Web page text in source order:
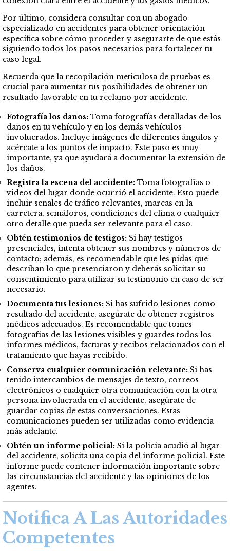
Por último, considera consultar con un abogado
especializado en accidentes para obtener orientación
específica sobre cómo proceder y asegurarte de que estás
siguiendo todos los pasos necesarios para fortalecer tu
caso legal.
Recuerda que la recopilación meticulosa de pruebas es
crucial para aumentar tus posibilidades de obtener un
resultado favorable en tu reclamo por accidente.
Fotografía los daños: Toma fotografías detalladas de los
daños en tu vehículo y en los demás vehículos
involucrados. Incluye imágenes de diferentes ángulos y
acércate a los puntos de impacto. Este paso es muy
importante, ya que ayudará a documentar la extensión de
los daños.
Registra la escena del accidente: Toma fotografías o
videos del lugar donde ocurrió el accidente. Esto puede
incluir señales de tráfico relevantes, marcas en la
carretera, semáforos, condiciones del clima o cualquier
otro detalle que pueda ser relevante para el caso.
Obtén testimonios de testigos: Si hay testigos
presenciales, intenta obtener sus nombres y números de
contacto; además, es recomendable que les pidas que
describan lo que presenciaron y deberás solicitar su
consentimiento para utilizar su testimonio en caso de ser
necesario.
Documenta tus lesiones: Si has sufrido lesiones como
resultado del accidente, asegúrate de obtener registros
médicos adecuados. Es recomendable que tomes
fotografías de las lesiones visibles y guardes todos los
informes médicos, facturas y recibos relacionados con el
tratamiento que hayas recibido.
Conserva cualquier comunicación relevante: Si has
tenido intercambios de mensajes de texto, correos
electrónicos o cualquier otra comunicación con la otra
persona involucrada en el accidente, asegúrate de
guardar copias de estas conversaciones. Estas
comunicaciones pueden ser utilizadas como evidencia
más adelante.
Obtén un informe policial: Si la policía acudió al lugar
del accidente, solicita una copia del informe policial. Este
informe puede contener información importante sobre
las circunstancias del accidente y las opiniones de los
agentes.
Notifica A Las Autoridades
Competentes